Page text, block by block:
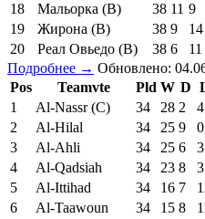
18
Мальорка (В) 38 11 9
19
Жирона (В) 38 9 14
20
Реал Овьедо (В) 38 6 11
Подробнее → Обновлено:
Pos
Teamvte Pld W D
1
Al-Nassr (C) 34 28 2 4
2
Al-Hilal 34 25 9 0
3
Al-Ahli 34 25 6 3
4
Al-Qadsiah 34 23 8 3
5
Al-Ittihad 34 16 7
6
Al-Taawoun 34 15 8